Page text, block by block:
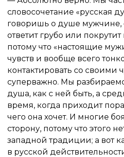
словосочетание «русская
говоришь о душе мужчине,
ответит грубо или
потому что «настоящие
чувств и вообще всего
контактировать со своими
суперважно. Мы
душа, как с ней быть, а
время, когда приходит
чего она хочет. И многие
сторону, потому что этого
западной традиции; а вот
в русской